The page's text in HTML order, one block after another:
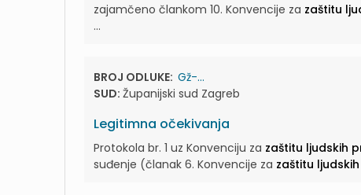
zajamčeno člankom 10. Konvencije za zaštitu
...
BROJ ODLUKE: Gž-...
SUD: Županijski sud Zagreb
Legitimna očekivanja
Protokola br. 1 uz Konvenciju za zaštitu ljudskih
suđenje (članak 6. Konvencije za zaštitu